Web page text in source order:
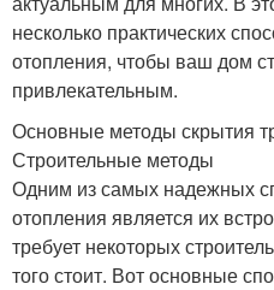
несколько практических
отопления, чтобы ваш дом
привлекательным.
Основные методы скрытия
Строительные методы
Одним из самых надежных
отопления является их
требует некоторых
того стоит. Вот основные